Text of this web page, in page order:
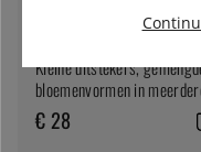
Kleine uitstekers,
bloemenvormen in
maten, set van 15 stuks -
Schneider
€ 28